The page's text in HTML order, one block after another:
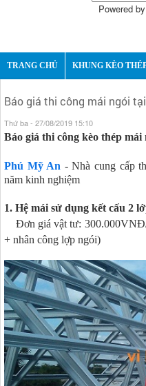
Powered by
TRANG CHỦ KHUNG KÈO
Báo giá thi công mái ngói
Thứ ba - 27/08/2019 15:10
Báo giá thi công kèo thép
Phú Mỹ An - Nhà cung cấp
năm kinh nghiệm
1. Hệ mái sử dụng kết cấu 2
Đơn giá vật tư: 300.000VNĐ/
+ nhân công lợp ngói)